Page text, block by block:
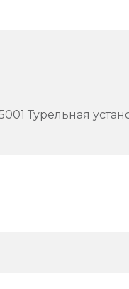
Турельная